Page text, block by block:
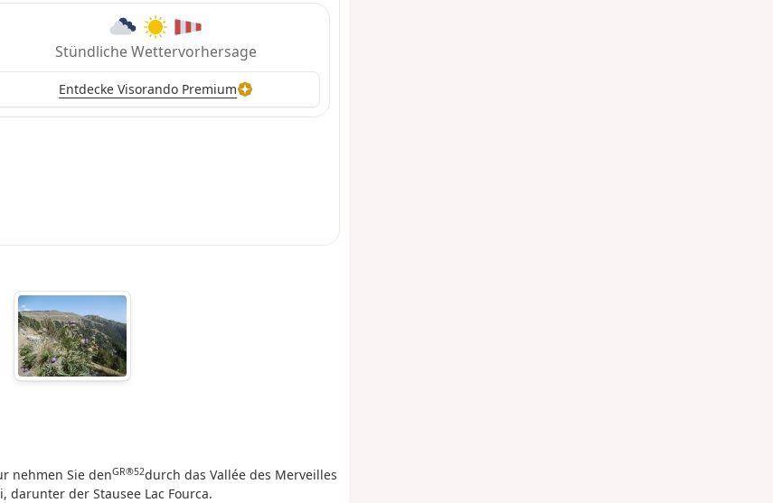
Stündliche Wettervorhersage
Entdecke Visorando Premium
nehmen Sie denGR®52durch das Vallée des Merveilles
darunter der Stausee Lac Fourca.